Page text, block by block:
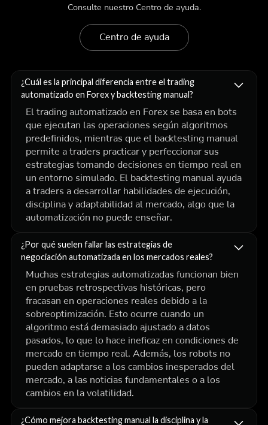
Consulte nuestro Centro de ayuda.
Centro de ayuda
¿Cuál es la principal diferencia entre el trading
automatizado en Forex y backtesting manual?
El trading automatizado en Forex se basa en bots
que ejecutan las operaciones según algoritmos
predefinidos, mientras que el backtesting manual
permite a traders practicar y perfeccionar sus
estrategias tomando decisiones en tiempo real en
un entorno simulado. El backtesting manual ayuda
a traders a desarrollar habilidades de ejecución,
disciplina y adaptabilidad al mercado, algo que la
automatización no puede enseñar.
¿Por qué suelen fallar las estrategias de
negociación automatizada en los mercados reales?
Muchas estrategias automatizadas funcionan bien
en pruebas retrospectivas históricas, pero
fracasan en operaciones reales debido a la
sobreoptimización. Esto ocurre cuando un
algoritmo está demasiado ajustado a datos
pasados, lo que lo hace ineficaz en condiciones de
mercado en tiempo real. Además, los robots no
pueden adaptarse a los cambios inesperados del
mercado, a las noticias fundamentales o a los
cambios en la volatilidad.
¿Cómo mejora backtesting manual la disciplina y la